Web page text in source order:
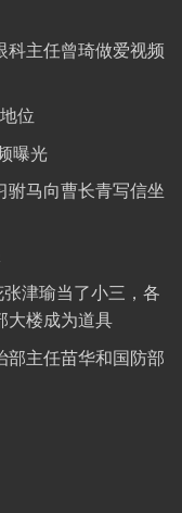
科主任曾琦做爱视频
位
曝光
驸马向曹长青写信坐
津瑜当了小三，各
大楼成为道具
部主任苗华和国防部